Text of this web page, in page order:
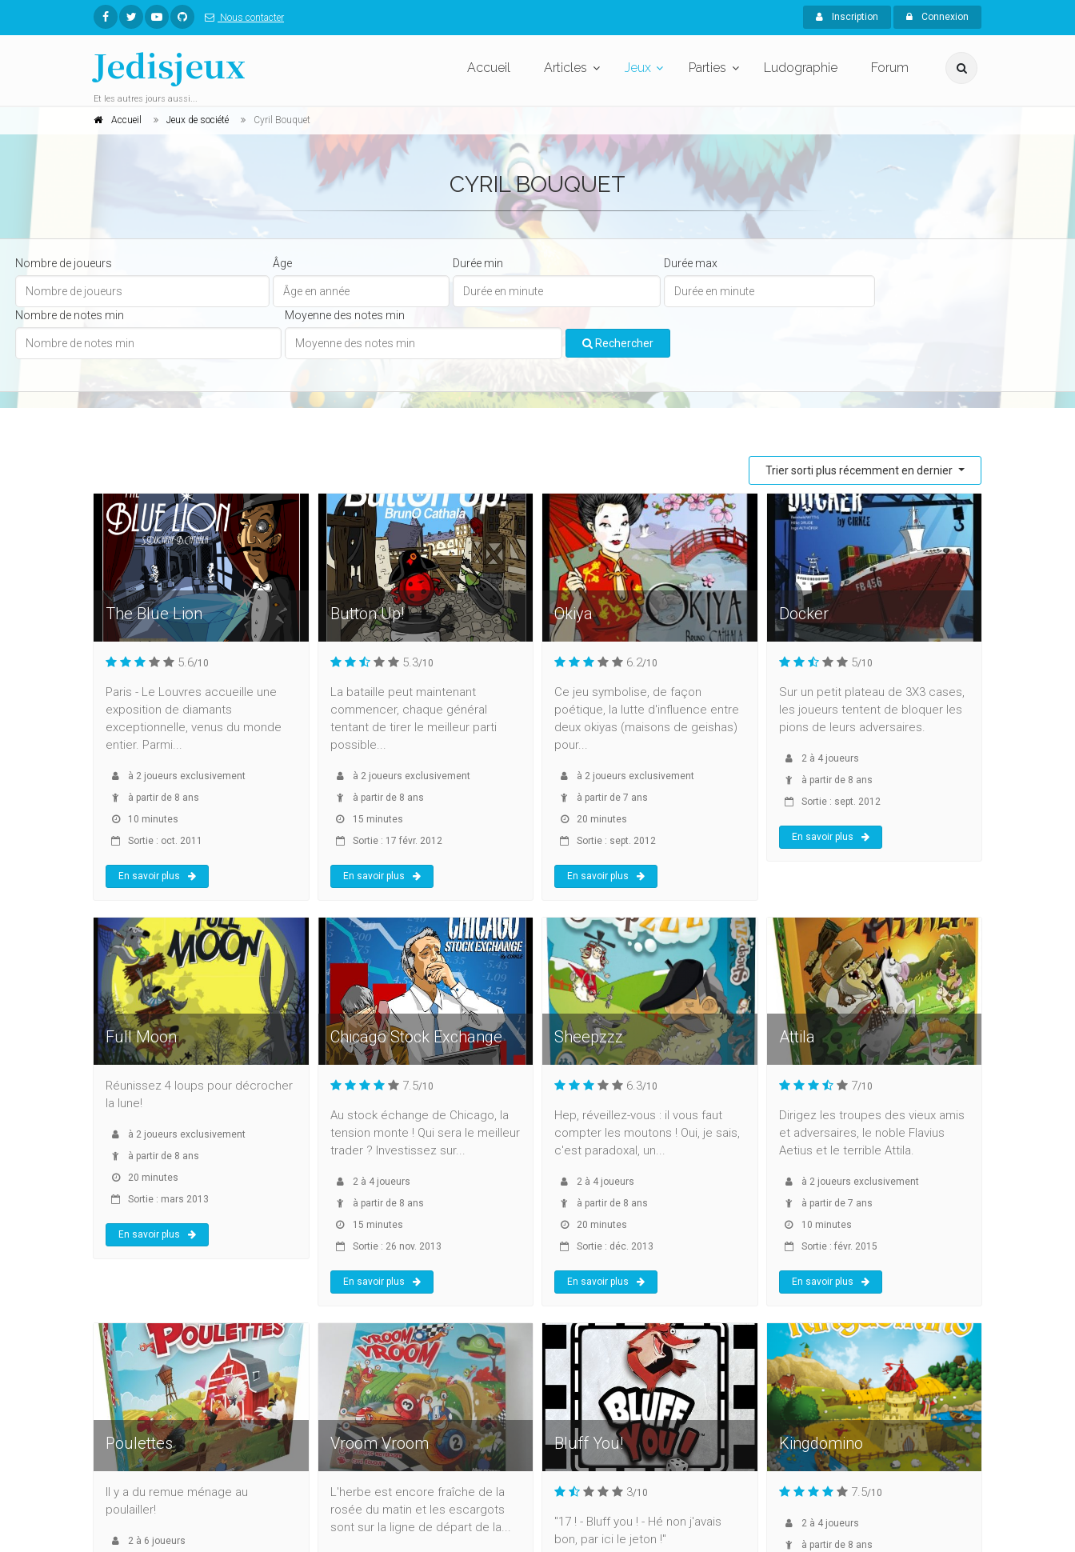
Nous contacter Inscription Connexion
Jedisjeux
Et les autres jours aussi...
Accueil Articles Jeux Parties Ludographie Forum
Accueil Jeux de société Cyril Bouquet
CYRIL BOUQUET
Nombre de joueurs Âge Durée min Durée max
Nombre de notes min Moyenne des notes min
Rechercher
Trier sorti plus récemment en dernier
The Blue Lion
5.6/10
Paris - Le Louvres accueille une
exposition de diamants
exceptionnelle, venus du monde
entier. Parmi...
à 2 joueurs exclusivement
à partir de 8 ans
10 minutes
Sortie : oct. 2011
En savoir plus
Button Up!
5.3/10
La bataille peut maintenant
commencer, chaque général
tentant de tirer le meilleur parti
possible...
à 2 joueurs exclusivement
à partir de 8 ans
15 minutes
Sortie : 17 févr. 2012
En savoir plus
Okiya
6.2/10
Ce jeu symbolise, de façon
poétique, la lutte d'influence entre
deux okiyas (maisons de geishas)
pour...
à 2 joueurs exclusivement
à partir de 7 ans
20 minutes
Sortie : sept. 2012
En savoir plus
Docker
5/10
Sur un petit plateau de 3X3 cases,
les joueurs tentent de bloquer les
pions de leurs adversaires.
2 à 4joueurs
à partir de 8 ans
Sortie : sept. 2012
En savoir plus
Full Moon
Réunissez 4 loups pour décrocher
la lune!
à 2 joueurs exclusivement
à partir de 8 ans
20 minutes
Sortie : mars 2013
En savoir plus
Chicago Stock Exchange
7.5/10
Au stock échange de Chicago, la
tension monte ! Qui sera le meilleur
trader ? Investissez sur...
2à 4joueurs
à partir de 8 ans
15 minutes
Sortie : 26 nov. 2013
En savoir plus
Sheepzzz
6.3/10
Hep, réveillez-vous : il vous faut
compter les moutons ! Oui, je sais,
c'est paradoxal, un...
2 à 4 joueurs
à partir de 8 ans
20 minutes
Sortie : déc. 2013
En savoir plus
Attila
7/10
Dirigez les troupes des vieux amis
et adversaires, le noble Flavius
Aetius et le terrible Attila.
à 2joueurs exclusivement
à partir de 7 ans
10 minutes
Sortie : févr. 2015
En savoir plus
Poulettes
Il y a du remue ménage au
poulailler!
2 à 6 joueurs
Vroom Vroom
L'herbe est encore fraîche de la
rosée du matin et les escargots
sont sur la ligne de départ de la...
Bluff You!
3/10
"17 ! - Bluff you ! - Hé non j'avais
bon, par ici le jeton !"
Kingdomino
7.5/10
2à 4joueurs
à partir de 8 ans